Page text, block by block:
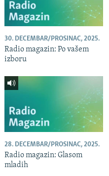
30. DECEMBAR/PROSINAC, 2025.
Radio magazin: Po vašem
izboru
28. DECEMBAR/PROSINAC, 2025.
Radio magazin: Glasom
mladih